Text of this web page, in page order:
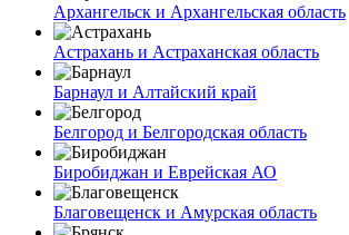
Архангельск и Архангельская область
Астрахань и Астраханская область
Барнаул и Алтайский край
Белгород и Белгородская область
Биробиджан и Еврейская АО
Благовещенск и Амурская область